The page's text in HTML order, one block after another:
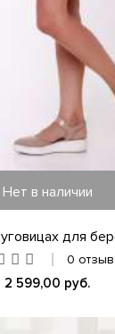
Нет в наличии
для
0
2 599,00 руб.